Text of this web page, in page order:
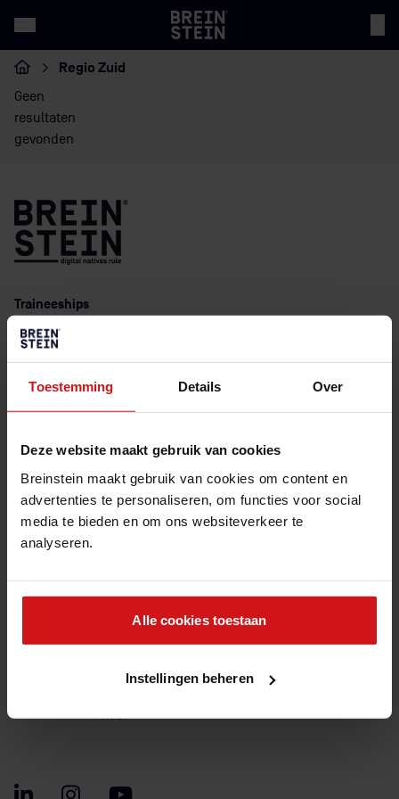
Toestemming Details Over
Deze website maakt gebruik van cookies
Breinstein maakt gebruik van cookies om content en
advertenties te personaliseren, om functies voor social
media te bieden en om ons websiteverkeer te
analyseren.
Alle cookies toestaan
Instellingen beheren
Home
Regio Zuid
Geen
resultaten
gevonden
Traineeships
Cyber security
Data analytics
Informatiemanagement
Breinstein
Veelgestelde vragen
Inloggen
Contactpunt Informatiebeveiliging